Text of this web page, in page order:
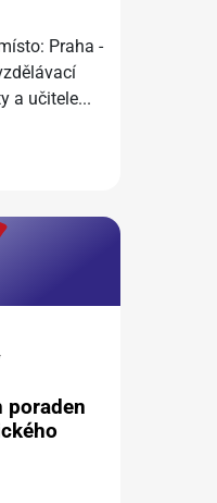
Praha -
a učitele...
poraden